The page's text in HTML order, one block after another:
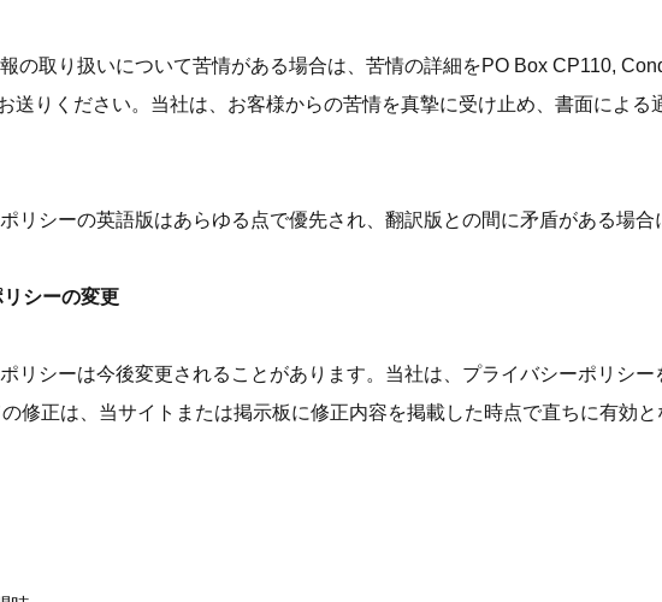
の取り扱いについて苦情がある場合は、苦情の詳細をPO Box CP110,
送りください。当社は、お客様からの苦情を真摯に受け止め、書面によ
リシーの英語版はあらゆる点で優先され、翻訳版との間に矛盾がある場合
シーの変更
リシーは今後変更されることがあります。当社は、プライバシーポリシ
修正は、当サイトまたは掲示板に修正内容を掲載した時点で直ちに有効